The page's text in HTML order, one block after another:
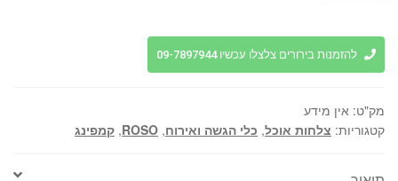
אוכל
Roso
eco
Bistro
להזמנות בירורים צלצלו עכשיו 09-7897944
מק"ט: אין מידע
קטגוריות: צלחות אוכל, כלי הגשה ואירוח,
ROSO
, קמפינג